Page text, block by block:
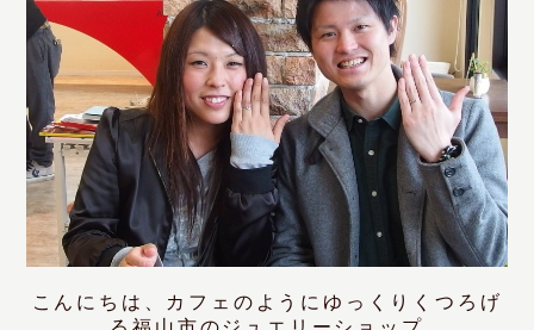
こんにちは、カフェのようにゆっくりくつろげ